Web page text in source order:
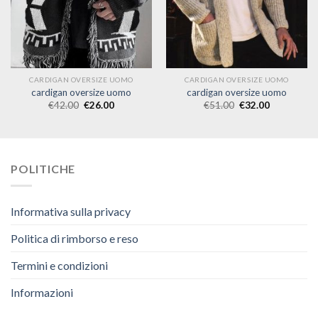
CARDIGAN OVERSIZE UOMO
cardigan oversize uomo
€42.00 €26.00
CARDIGAN OVERSIZE UOMO
cardigan oversize uomo
€51.00 €32.00
POLITICHE
Informativa sulla privacy
Politica di rimborso e reso
Termini e condizioni
Informazioni